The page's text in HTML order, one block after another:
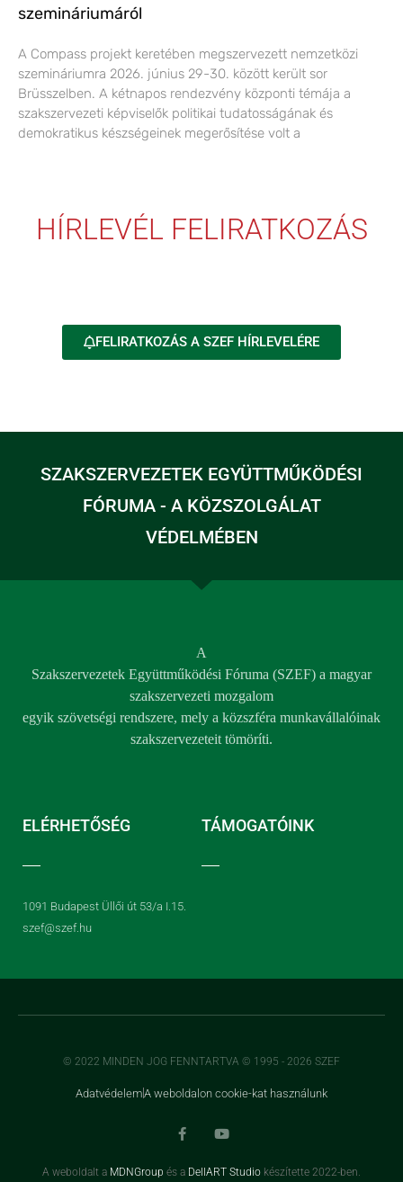
szemináriumáról
A Compass projekt keretében megszervezett nemzetközi
szemináriumra 2026. június 29-30. között került sor
Brüsszelben. A kétnapos rendezvény központi témája a
szakszervezeti képviselők politikai tudatosságának és
demokratikus készségeinek megerősítése volt a
HÍRLEVÉL FELIRATKOZÁS
FELIRATKOZÁS A SZEF HÍRLEVELÉRE
SZAKSZERVEZETEK EGYÜTTMŰKÖDÉSI
FÓRUMA - A KÖZSZOLGÁLAT
VÉDELMÉBEN
A
Szakszervezetek Együttműködési Fóruma (SZEF) a magyar
szakszervezeti mozgalom
egyik szövetségi rendszere, mely a közszféra munkavállalóinak
szakszervezeteit tömöríti.
ELÉRHETŐSÉG
1091 Budapest Üllői út 53/a I.15.
szef@szef.hu
TÁMOGATÓINK
© 2022 MINDEN JOG FENNTARTVA © 1995 - 2026 SZEF
AdatvédelemA weboldalon cookie-kat használunk
A weboldalt a MDNGroup és a DellART Studio készítette 2022-ben.